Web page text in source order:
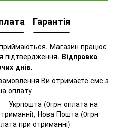
Гарантія
Магазин працює
підтвердження. Відправка
днів.
Ви отримаєте смс з
оплату
Укрпошта (0грн оплата на
Нова Пошта (0грн
при отриманні)